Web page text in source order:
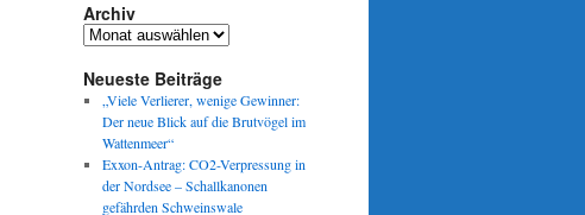
Archiv
Archiv
Neueste Beiträge
„Viele Verlierer, wenige Gewinner:
Der neue Blick auf die Brutvögel im
Wattenmeer“
Exxon-Antrag: CO2-Verpressung in
der Nordsee – Schallkanonen
gefährden Schweinswale